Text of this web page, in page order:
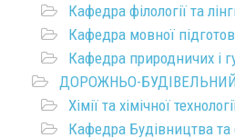
Кафедра філології та
Кафедра мовної
Кафедра природничих і
ДОРОЖНЬО-
Хімії та хімічної
Кафедра Будівництва та